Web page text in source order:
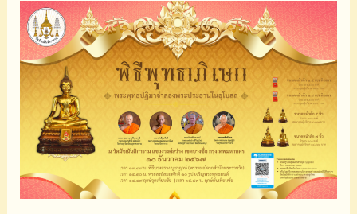
สิ่ง
มงคล
สัก
การะ
พระพุทธ
ปฏิมา
จำลอง
พระ
ประธาน
ใน